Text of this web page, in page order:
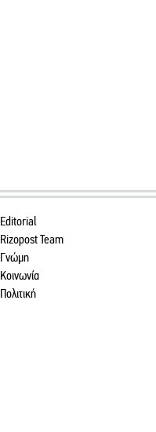
Editorial
Rizopost Team
Γνώμη
Κοινωνία
Πολιτική